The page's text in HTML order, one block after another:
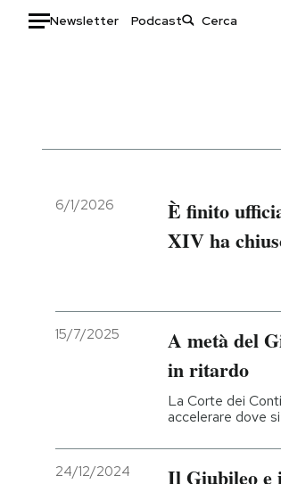
Newsletter Podcast
Italia
Politica
Economia
Moda
Ok
6/1/2026
È finito
XIV ha
15/7/2025
A metà del
in ritardo
La Corte dei
accelerare dove
24/12/2024 Il Giubileo e